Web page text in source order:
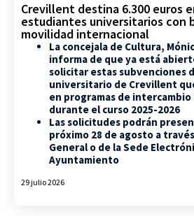
Crevillent destina 6.300 euros
estudiantes universitarios con
movilidad internacional
La concejala de Cultura,
informa de que ya está
solicitar estas subvenciones
universitario de Crevillent
en programas de
durante el curso 2025-2026
Las solicitudes podrán
próximo 28 de agosto a
General o de la Sede
Ayuntamiento
29 julio 2026